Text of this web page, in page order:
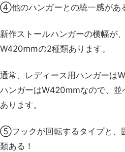
④他のハンガーとの統一感があ
新作ストールハンガーの横幅が
W420mmの2種類あります。
通常、レディース用ハンガーは
ハンガーはW420mmなので、並
あります。
⑤フックが回転するタイプと、
類ある！